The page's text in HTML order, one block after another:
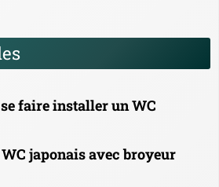
faire installer un WC
japonais avec broyeur